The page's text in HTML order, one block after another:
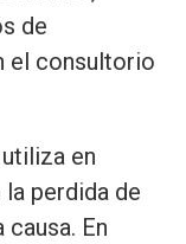
de
el consultorio
en
perdida de
En